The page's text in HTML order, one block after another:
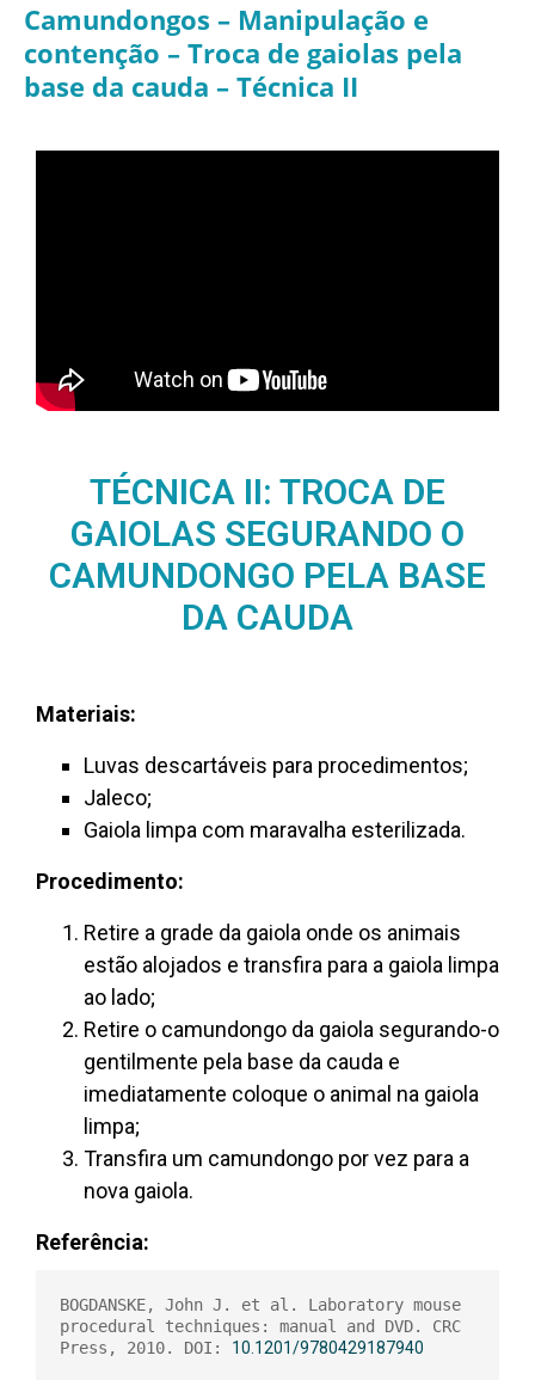
Camundongos – Manipulação e
contenção – Troca de gaiolas pela
base da cauda – Técnica II
TÉCNICA II: TROCA DE
GAIOLAS SEGURANDO O
CAMUNDONGO PELA BASE
DA CAUDA
Materiais:
Luvas descartáveis para procedimentos;
Jaleco;
Gaiola limpa com maravalha esterilizada.
Procedimento:
Retire a grade da gaiola onde os animais
estão alojados e transfira para a gaiola limpa
ao lado;
Retire o camundongo da gaiola segurando-o
gentilmente pela base da cauda e
imediatamente coloque o animal na gaiola
limpa;
Transfira um camundongo por vez para a
nova gaiola.
Referência:
BOGDANSKE, John J. et al. Laboratory mouse
procedural techniques: manual and DVD. CRC
Press, 2010. DOI: 10.1201/9780429187940